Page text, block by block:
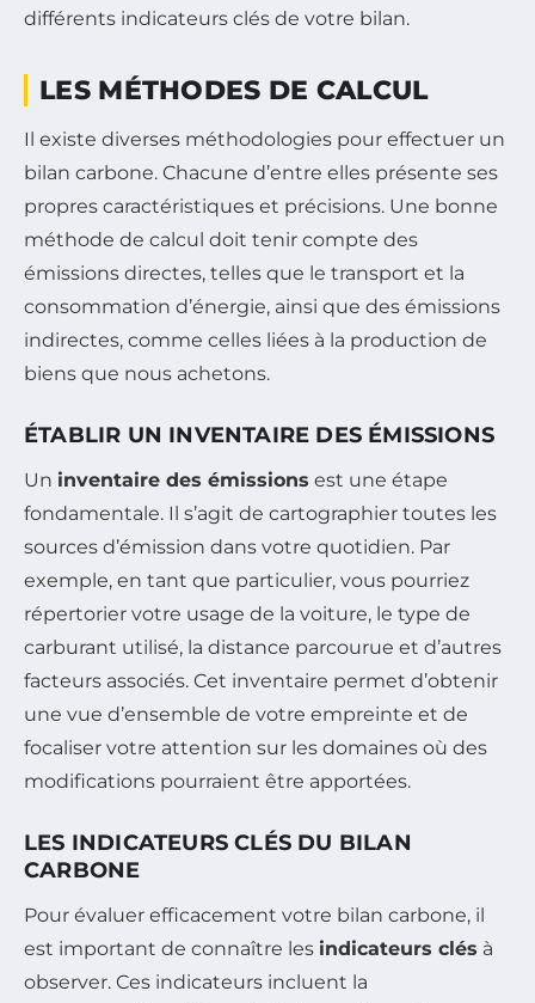
différents indicateurs clés de votre bilan.
LES MÉTHODES DE CALCUL
Il existe diverses méthodologies pour effectuer un
bilan carbone. Chacune d’entre elles présente ses
propres caractéristiques et précisions. Une bonne
méthode de calcul doit tenir compte des
émissions directes, telles que le transport et la
consommation d’énergie, ainsi que des émissions
indirectes, comme celles liées à la production de
biens que nous achetons.
ÉTABLIR UN INVENTAIRE DES ÉMISSIONS
Un inventaire des émissions est une étape
fondamentale. Il s’agit de cartographier toutes les
sources d’émission dans votre quotidien. Par
exemple, en tant que particulier, vous pourriez
répertorier votre usage de la voiture, le type de
carburant utilisé, la distance parcourue et d’autres
facteurs associés. Cet inventaire permet d’obtenir
une vue d’ensemble de votre empreinte et de
focaliser votre attention sur les domaines où des
modifications pourraient être apportées.
LES INDICATEURS CLÉS DU BILAN
CARBONE
Pour évaluer efficacement votre bilan carbone, il
est important de connaître les indicateurs clés à
observer. Ces indicateurs incluent la